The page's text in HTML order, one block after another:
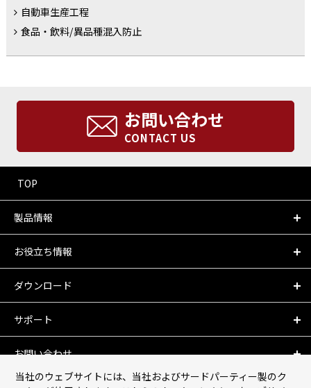
当社のウェブサイトには、当社およびサードパーティー製のク
自動車生産工程
食品・飲料/異品種混入防止
お問い合わせ
CONTACT US
TOP
製品情報
お役立ち情報
ダウンロード
サポート
お問い合わせ